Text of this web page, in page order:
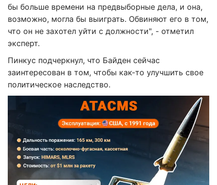
бы больше времени на предвыборные дела, и она,
возможно, могла бы выиграть. Обвиняют его в том,
что он не захотел уйти с должности", - отметил
эксперт.
Пинкус подчеркнул, что Байден сейчас
заинтересован в том, чтобы как-то улучшить свое
политическое наследство.